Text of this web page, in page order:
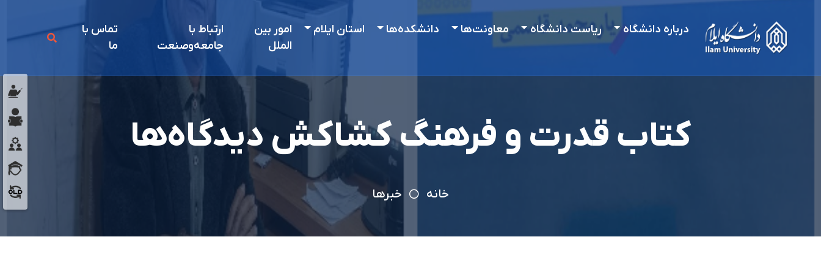
درباره دانشگاه ریاست دانشگاه معاونت‌ها دانشکده‌ها استان ایلام
امور بين
الملل
ارتباط با
جامعه‌و‌صنعت
تماس با
ما
کتاب قدرت و فرهنگ کشاکش دیدگاه‌ها
خانه خبرها